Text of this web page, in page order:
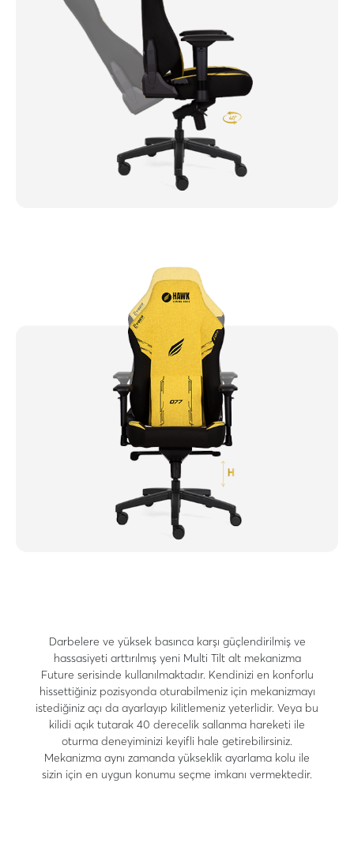
Darbelere ve yüksek basınca karşı güçlendirilmiş ve
hassasiyeti arttırılmış yeni Multi Tilt alt mekanizma
Future serisinde kullanılmaktadır. Kendinizi en konforlu
hissettiğiniz pozisyonda oturabilmeniz için mekanizmayı
istediğiniz açı da ayarlayıp kilitlemeniz yeterlidir. Veya bu
kilidi açık tutarak 40 derecelik sallanma hareketi ile
oturma deneyiminizi keyifli hale getirebilirsiniz.
Mekanizma aynı zamanda yükseklik ayarlama kolu ile
sizin için en uygun konumu seçme imkanı vermektedir.